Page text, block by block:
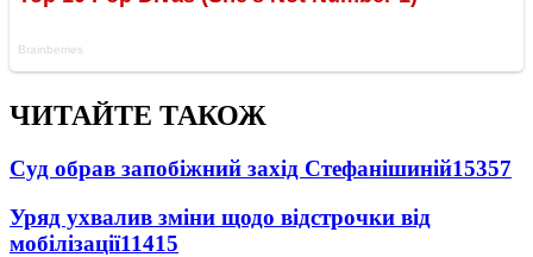
ЧИТАЙТЕ ТАКОЖ
Суд обрав запобіжний захід Стефанішиній15357
Уряд ухвалив зміни щодо відстрочки від
мобілізації11415